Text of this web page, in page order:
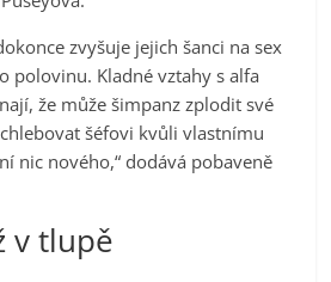
zvyšuje jejich šanci na sex
polovinu. Kladné vztahy s alfa
že může šimpanz zplodit své
šéfovi kvůli vlastnímu
nic nového,“ dodává pobaveně
v tlupě